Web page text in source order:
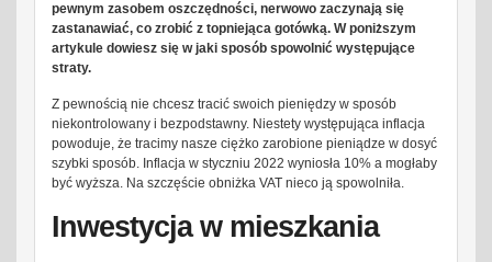
pewnym zasobem oszczędności, nerwowo zaczynają się
zastanawiać, co zrobić z topniejąca gotówką. W poniższym
artykule dowiesz się w jaki sposób spowolnić występujące
straty.
Z pewnością nie chcesz tracić swoich pieniędzy w sposób
niekontrolowany i bezpodstawny. Niestety występująca inflacja
powoduje, że tracimy nasze ciężko zarobione pieniądze w dosyć
szybki sposób. Inflacja w styczniu 2022 wyniosła 10% a mogłaby
być wyższa. Na szczęście obniżka VAT nieco ją spowolniła.
Inwestycja w mieszkania